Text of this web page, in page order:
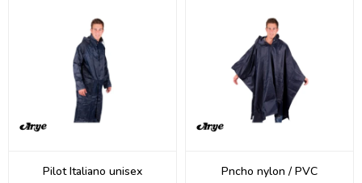
Pilot Italiano unisex Pncho nylon / PVC